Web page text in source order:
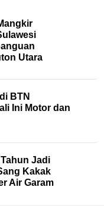
Utara
BTN
Ini Motor dan
Jadi
Kakak
Air Garam